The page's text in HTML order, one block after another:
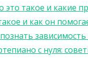
это такое и какие
и как он
с нуля: